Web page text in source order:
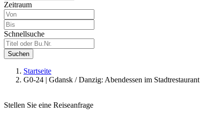
Zeitraum
Schnellsuche
Suchen
Startseite
G0-24 | Gdansk / Danzig: Abendessen im Stadtrestaurant
Stellen Sie eine Reiseanfrage